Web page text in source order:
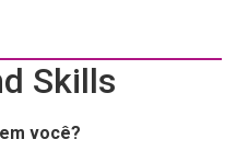
Skills
você?